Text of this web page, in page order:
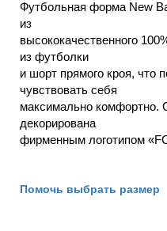
Футбольная форма New
из
высококачественного
из футболки
и шорт прямого кроя, что
чувствовать себя
максимально комфортно.
декорирована
фирменным логотипом
Помочь выбрать размер